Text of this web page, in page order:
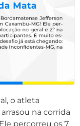
o atleta
na corrida
percorreu os 7